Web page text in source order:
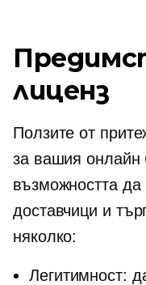
лиценз
Ползите от
за вашия онлайн
възможността да
доставчици и
няколко:
Легитимност: